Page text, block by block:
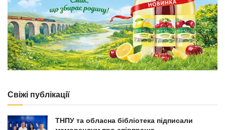
Свіжі публікації
ТНПУ та обласна бібліотека підписали